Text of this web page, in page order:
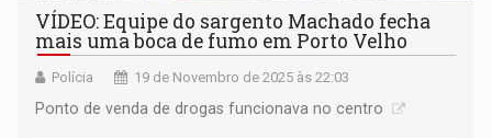
VÍDEO: Equipe do sargento Machado fecha
mais uma boca de fumo em Porto Velho
Polícia 19 de Novembro de 2025 às 22:03
Ponto de venda de drogas funcionava no centro